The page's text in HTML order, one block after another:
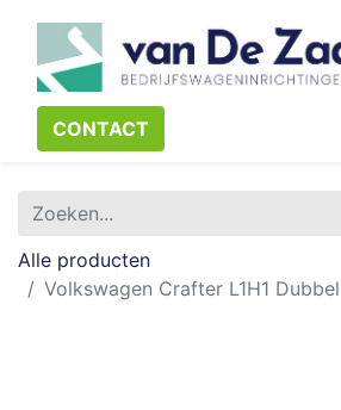
CONTACT​​​​
Alle producten
Volkswagen Crafter L1H1